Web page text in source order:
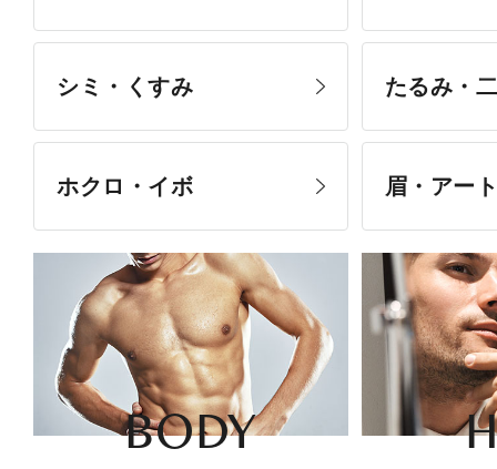
シミ・くすみ
ホクロ・イボ
たるみ・
眉・アー
BODY